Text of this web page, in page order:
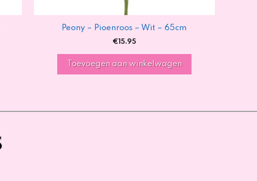
Peony – Pioenroos – Wit – 65cm
€ 15.95
Toevoegen aan winkelwagen